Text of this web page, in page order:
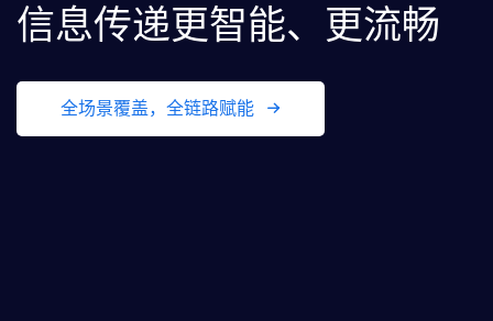
信息传递更智能、更流畅
全场景覆盖，全链路赋能